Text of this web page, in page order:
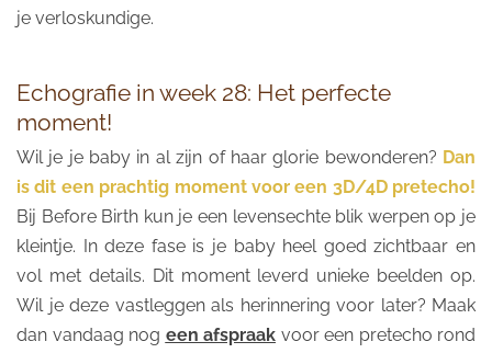
je verloskundige.
Echografie in week 28: Het perfecte
moment!
Wil je je baby in al zijn of haar glorie bewonderen? Dan
is dit een prachtig moment voor een 3D/4D pretecho!
Bij Before Birth kun je een levensechte blik werpen op je
kleintje. In deze fase is je baby heel goed zichtbaar en
vol met details. Dit moment leverd unieke beelden op.
Wil je deze vastleggen als herinnering voor later? Maak
dan vandaag nog een afspraak voor een pretecho rond